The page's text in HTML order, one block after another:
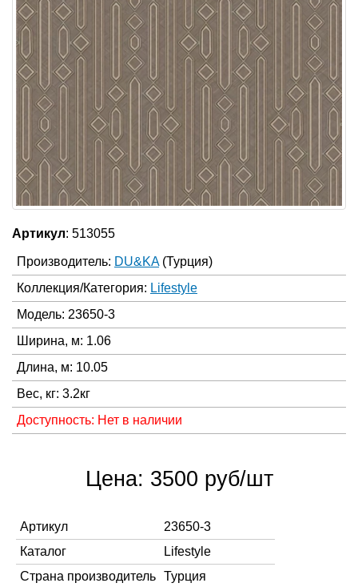
Артикул: 513055
Производитель: DU&KA (Турция)
Коллекция/Категория: Lifestyle
Модель: 23650-3
Ширина, м: 1.06
Длина, м: 10.05
Вес, кг: 3.2кг
Доступность: Нет в наличии
Цена: 3500 руб/шт
Артикул
23650-3
Каталог
Lifestyle
Страна производитель Турция